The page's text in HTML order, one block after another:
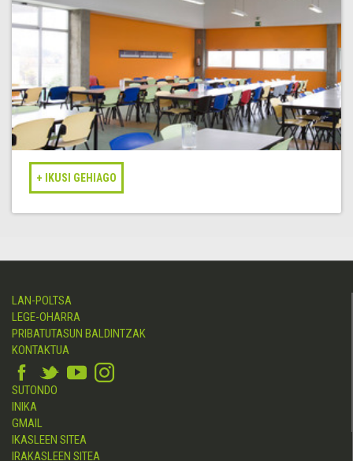
LAN-POLTSA
LEGE-OHARRA
PRIBATUTASUN BALDINTZAK
KONTAKTUA
SUTONDO
INIKA
GMAIL
IKASLEEN SITEA
IRAKASLEEN SITEA